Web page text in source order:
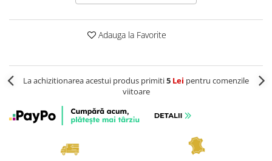
Adauga la Favorite
La achizitionarea acestui produs primiti5 Lei pentru comenzile
viitoare